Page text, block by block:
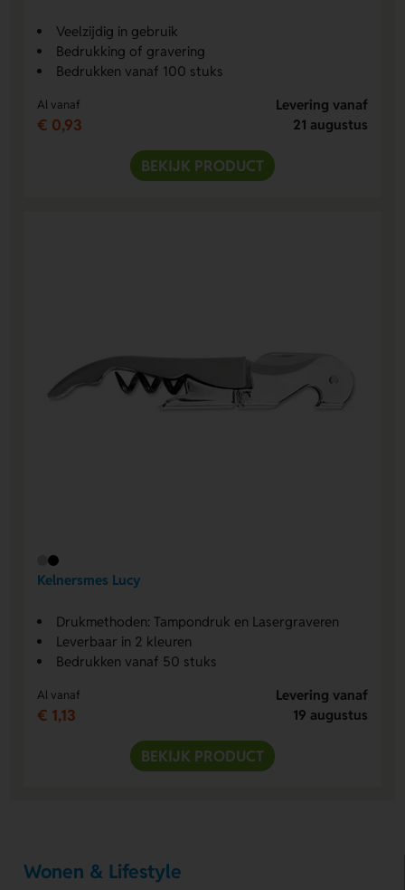
Veelzijdig in gebruik
Bedrukking of gravering
Bedrukken vanaf 100 stuks
Al vanaf
€ 0,93
Levering vanaf
21 augustus
BEKIJK PRODUCT
Kelnersmes Lucy
Drukmethoden: Tampondruk en Lasergraveren
Leverbaar in 2 kleuren
Bedrukken vanaf 50 stuks
Al vanaf
€ 1,13
Levering vanaf
19 augustus
BEKIJK PRODUCT
Wonen & Lifestyle